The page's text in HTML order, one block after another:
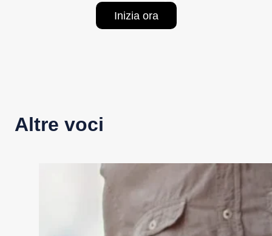
Inizia ora
Altre voci